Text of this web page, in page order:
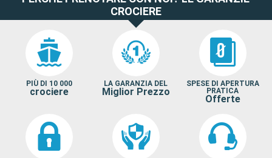
CROCIERE
PIÙ DI 10 000
crociere
LA GARANZIA DEL
Miglior Prezzo
SPESE DI APERTURA
PRATICA
Offerte